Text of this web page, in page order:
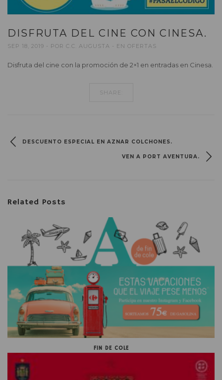
DISFRUTA DEL CINE CON CINESA.
SEP 18, 2019 POR C.C. AUGUSTA EN OFERTAS
Disfruta del cine con la promoción de 2×1 en entradas en Cinesa.
SHARE:
DESCUENTO ESPECIAL EN AZNAR COLCHONES.
VEN A PORT AVENTURA.
Related Posts
FIN DE COLE